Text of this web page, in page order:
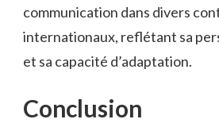
communication dans divers
internationaux, reflétant sa
et sa capacité d’adaptation.
Conclusion